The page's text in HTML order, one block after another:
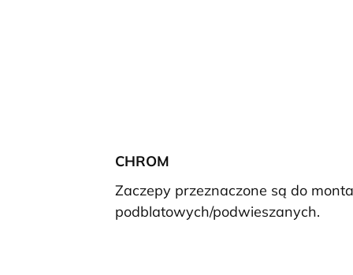
CHROM
Zaczepy przeznaczone są do
podblatowych/podwieszanych.